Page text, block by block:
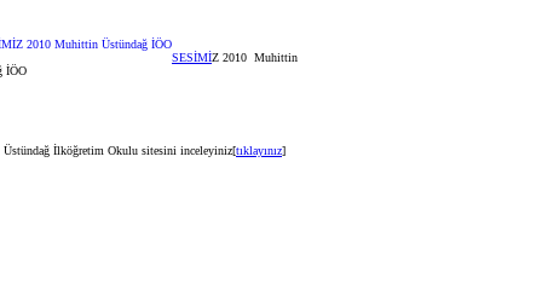
SESİMİZ 2010 Muhittin
İÖO
İlköğretim Okulu sitesini inceleyiniz[tıklayınız]